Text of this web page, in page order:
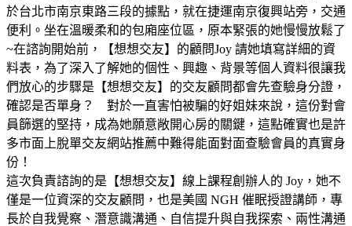
於台北市南京東路三段的據點，就在捷運南京復興站旁，交通
便利。坐在溫暖柔和的包廂座位區，原本緊張的她慢慢放鬆了
~在諮詢開始前，【想想交友】的顧問Joy 請她填寫詳細的資
料表，為了深入了解她的個性、興趣、背景等個人資料很讓我
們放心的步驟是【想想交友】的交友顧問都會先查驗身分證，
確認是否單身？ 對於一直害怕被騙的好姐妹來說，這份對會
員篩選的堅持，成為她願意敞開心房的關鍵，這點確實也是許
多市面上脫單交友網站推薦中難得能面對面查驗會員的真實身
份！
這次負責諮詢的是【想想交友】線上課程創辦人的 Joy，她不
僅是一位資深的交友顧問，也是美國 NGH 催眠授證講師，專
長於自我覺察、潛意識溝通、自信提升與自我探索、兩性溝通